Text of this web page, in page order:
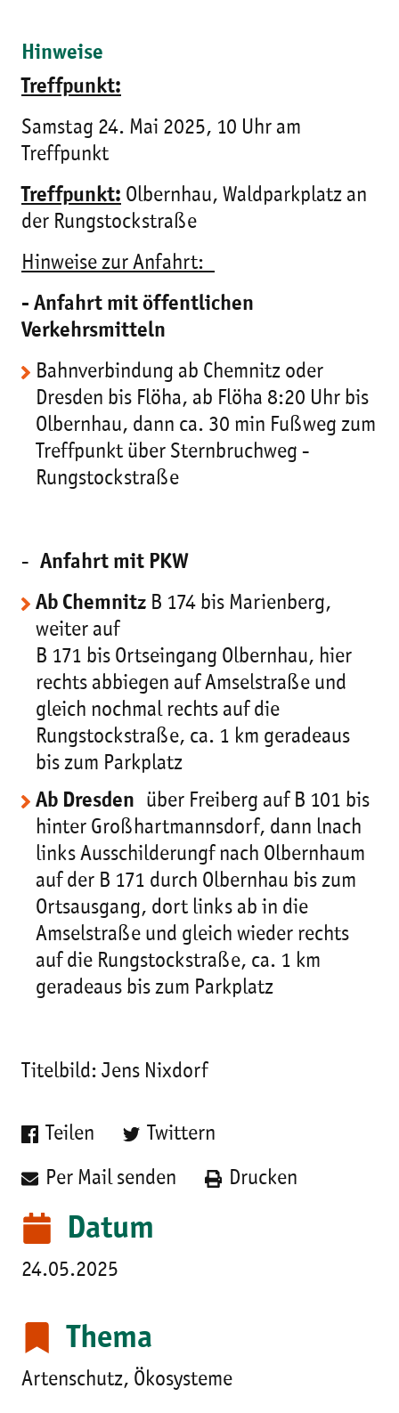
Hinweise
Treffpunkt:
Samstag 24. Mai 2025, 10 Uhr am
Treffpunkt
Treffpunkt: Olbernhau, Waldparkplatz an
der Rungstockstraße
Hinweise zur Anfahrt:
- Anfahrt mit öffentlichen
Verkehrsmitteln
Bahnverbindung ab Chemnitz oder
Dresden bis Flöha, ab Flöha 8:20 Uhr bis
Olbernhau, dann ca. 30 min Fußweg zum
Treffpunkt über Sternbruchweg -
Rungstockstraße
- Anfahrt mit PKW
Ab Chemnitz B 174 bis Marienberg,
weiter auf
B 171 bis Ortseingang Olbernhau, hier
rechts abbiegen auf Amselstraße und
gleich nochmal rechts auf die
Rungstockstraße, ca. 1 km geradeaus
bis zum Parkplatz
Ab Dresden über Freiberg auf B 101 bis
hinter Großhartmannsdorf, dann lnach
links Ausschilderungf nach Olbernhaum
auf der B 171 durch Olbernhau bis zum
Ortsausgang, dort links ab in die
Amselstraße und gleich wieder rechts
auf die Rungstockstraße, ca. 1 km
geradeaus bis zum Parkplatz
Titelbild: Jens Nixdorf
Teilen Twittern
Per Mail senden Drucken
Datum
24.05.2025
Thema
Artenschutz, Ökosysteme